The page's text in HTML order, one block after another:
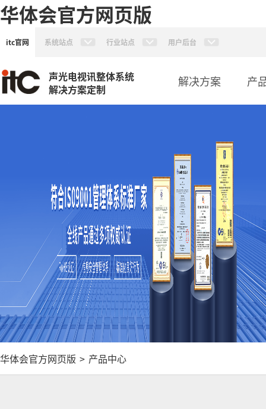
华体会官方网页版
itc官网 系统站点 行业站点 用户后台
声光电视讯整体系统
解决方案定制
解决方案 产
华体会官方网页版 > 产品中心